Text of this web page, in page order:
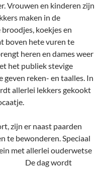
Vrouwen en kinderen zijn
maken in de
koekjes en
boven hete vuren te
heren en dames weer
het publiek stevige
reken- en taalles. In
allerlei lekkers gekookt
zijn er naast paarden
te bewonderen. Speciaal
met allerlei ouderwetse
wordt